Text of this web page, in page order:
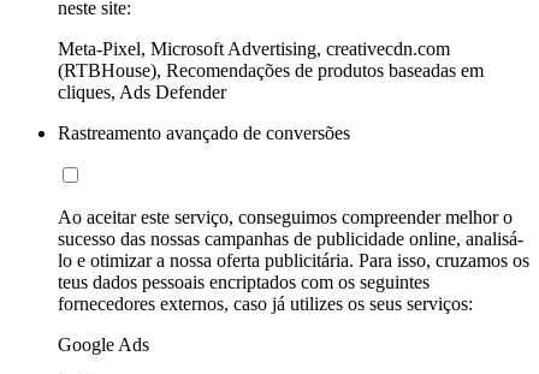
neste site:
Meta-Pixel, Microsoft Advertising, creativecdn.com
(RTBHouse), Recomendações de produtos baseadas em
cliques, Ads Defender
Rastreamento avançado de conversões
Ao aceitar este serviço, conseguimos compreender melhor o
sucesso das nossas campanhas de publicidade online, analisá-
lo e otimizar a nossa oferta publicitária. Para isso, cruzamos os
teus dados pessoais encriptados com os seguintes
fornecedores externos, caso já utilizes os seus serviços:
Google Ads